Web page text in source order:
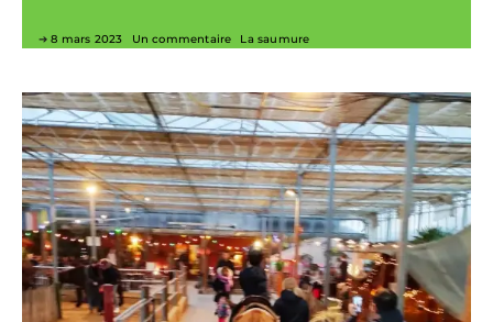
8 mars 2023 Un commentaire La saumure